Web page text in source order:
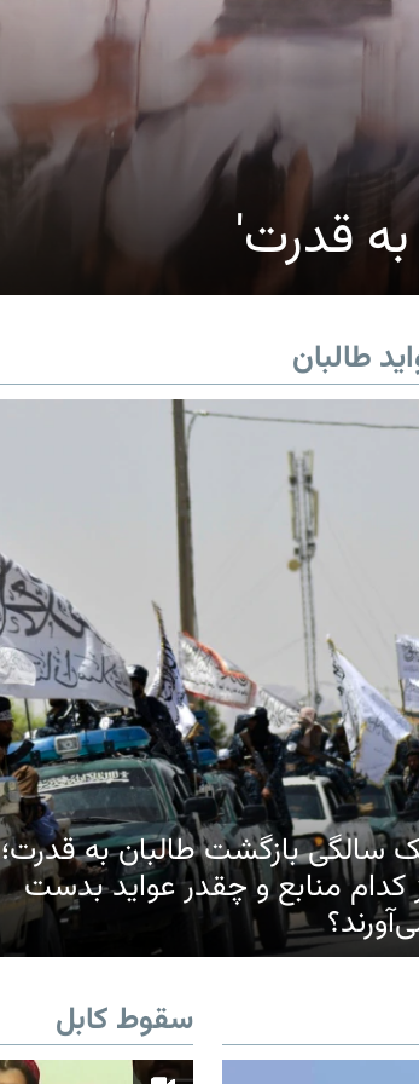
قدرت'
طالبان
سالگی بازگشت طالبان به قدرت؛
کدام منابع و چقدر عواید بدست
سقوط کابل